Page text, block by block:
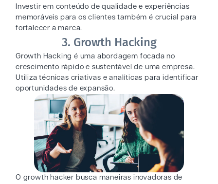
Investir em conteúdo de qualidade e experiências
memoráveis para os clientes também é crucial para
fortalecer a marca.
3. Growth Hacking
Growth Hacking é uma abordagem focada no
crescimento rápido e sustentável de uma empresa.
Utiliza técnicas criativas e analíticas para identificar
oportunidades de expansão.
O growth hacker busca maneiras inovadoras de